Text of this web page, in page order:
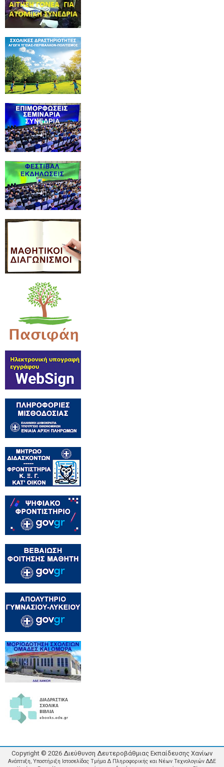
Copyright © 2026 Διεύθυνση Δευτεροβάθμιας Εκπαίδευσης Χανίων
Ανάπτυξη, Υποστήριξη Ιστοσελίδας Τμήμα Δ Πληροφορικής και Νέων Τεχνολογιών ΔΔΕ